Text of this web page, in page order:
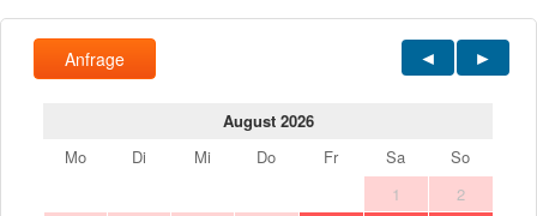
Anfrage
August 2026
Mo
Di Mi Do Fr Sa
So
1
2